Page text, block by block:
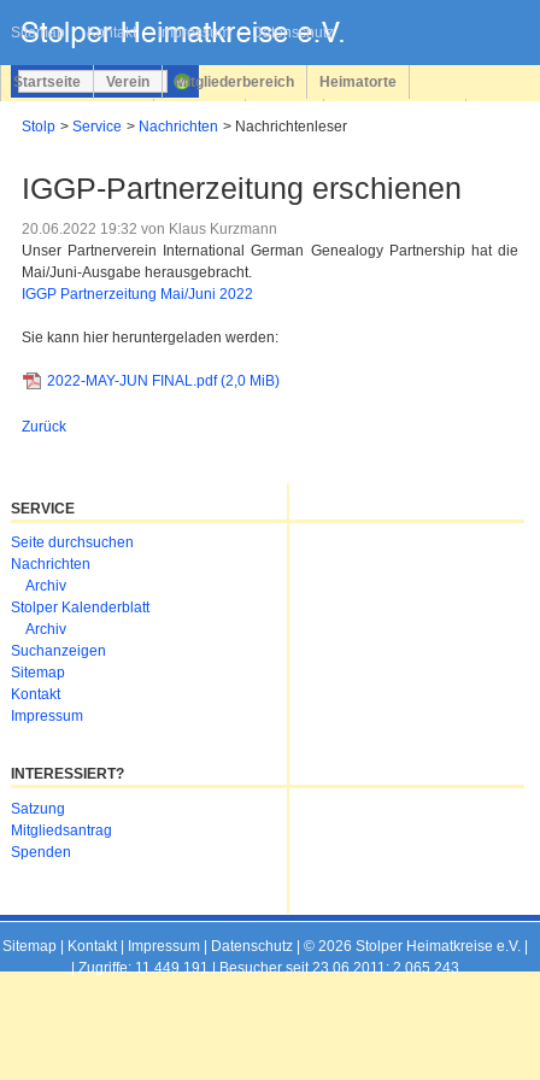
Sitemap Kontakt Impressum Datenschutz
überspringen
Startseite Verein Mitgliederbereich Heimatorte
Stolp Service Nachrichten Nachrichtenleser
IGGP-Partnerzeitung erschienen
20.06.2022 19:32 von Klaus Kurzmann
Unser Partnerverein International German Genealogy Partnership hat die
Mai/Juni-Ausgabe herausgebracht.
IGGP Partnerzeitung Mai/Juni 2022
Sie kann hier heruntergeladen werden:
2022-MAY-JUN FINAL.pdf(2,0 MiB)
Zurück
SERVICE
Navigation
überspringen
Seite durchsuchen
Nachrichten
Archiv
Stolper Kalenderblatt
Archiv
Suchanzeigen
Sitemap
Kontakt
Impressum
INTERESSIERT?
Navigation
überspringen
Satzung
Mitgliedsantrag
Spenden
Sitemap| Kontakt| Impressum| Datenschutz| © 2026 Stolper Heimatkreise e.V. |
| Zugriffe: 11.449.191 | Besucher seit 23.06.2011: 2.065.243